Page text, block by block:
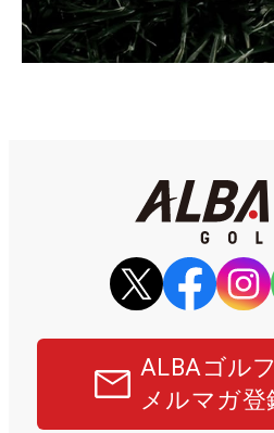
ALBAゴル
メルマガ登